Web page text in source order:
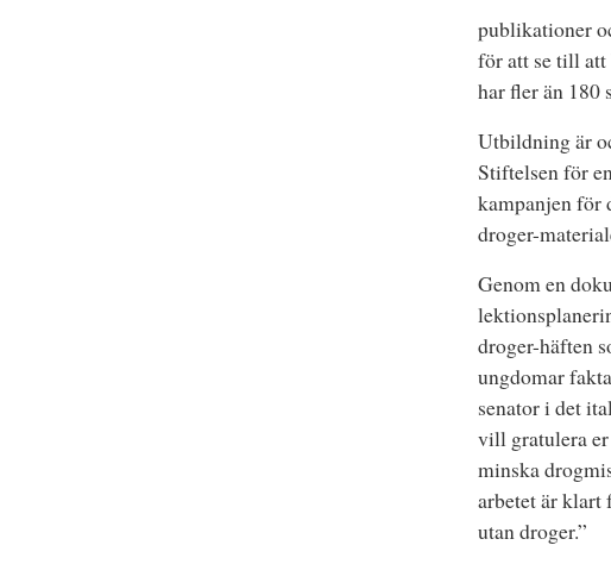
publikationer
för att se till att
har fler än 180
Utbildning är
Stiftelsen för
kampanjen för
droger-
Genom en
droger-häften
ungdomar
senator i det
vill gratulera
minska
arbetet är klart
utan droger.”